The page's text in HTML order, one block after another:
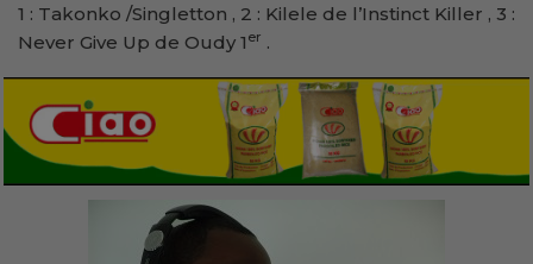
1 : Takonko /Singletton , 2 : Kilele de l’Instinct Killer , 3 :
Never Give Up de Oudy 1 er .